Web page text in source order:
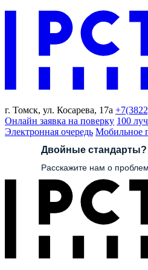
г. Томск, ул. Косарева, 17а
Онлайн заявка на поверку 100
Электронная очередь Мобильное
Двойные
Расскажите нам о